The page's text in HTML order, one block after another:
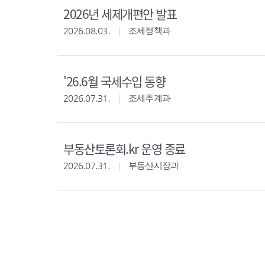
2026년 세제개편안 발표
2026.08.03. 조세정책과
'26.6월 국세수입 동향
2026.07.31. 조세추계과
부동산토론회.kr 운영 종료
2026.07.31. 부동산시장과